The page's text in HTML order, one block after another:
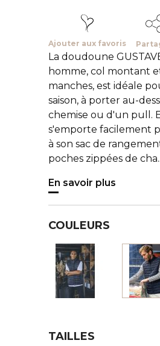
Ajouter aux favoris
La doudoune
homme, col montant
manches, est idéale
saison, à porter au-
chemise ou d'un pull.
s'emporte facilement
à son sac de
poches zippées de
En savoir plus
COULEURS
TAILLES